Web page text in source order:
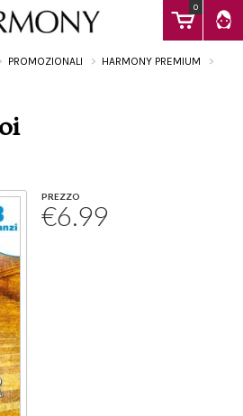
0
PROMOZIONALI
HARMONY PREMIUM
PREZZO
€6.99